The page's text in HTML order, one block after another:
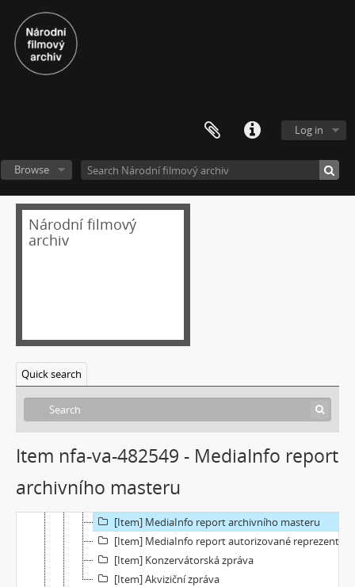
Log in
Browse
Národní filmový
archiv
Quick search
Item nfa-va-482549 - MediaInfo report
archivního masteru
[Subseries] Spánková paralýza
[Subseries] Napětí
[Subseries] The Commodity Catalogue
[Subseries] Vrána a vejce
[Subseries] Dělohy a mozky (Hm..fantasy)
[Subseries] Zákon času
[Subseries] Củ cà rốt
[Item] MediaInfo report archivního masteru
[Item] MediaInfo report autorizované reprezentace
[Item] Konzervátorská zpráva
[Item] Akviziční zpráva